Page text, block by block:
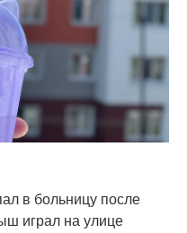
в больницу после
играл на улице